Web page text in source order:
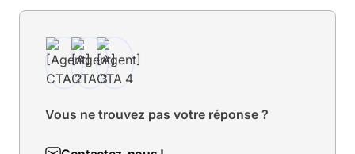
Vous ne trouvez pas votre réponse ?